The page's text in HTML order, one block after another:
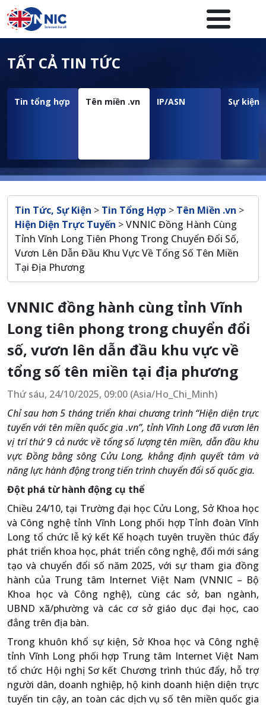
Nhảy đến nội dung
Menuheader của website
TẤT CẢ TIN TỨC
Tin tổng hợp Tên miền .vn IP/ASN Sự kiện
Breadcrumb
Tin Tức, Sự Kiện > Tin Tổng Hợp > Tên Miền .vn >
Hiện Diện Trực Tuyến >VNNIC Đồng Hành Cùng
Tỉnh Vĩnh Long Tiên Phong Trong Chuyển Đổi Số,
Vươn Lên Dẫn Đầu Khu Vực Về Tổng Số Tên Miền
Tại Địa Phương
VNNIC đồng hành cùng tỉnh Vĩnh
Long tiên phong trong chuyển đổi
số, vươn lên dẫn đầu khu vực về
tổng số tên miền tại địa phương
Thứ sáu, 24/10/2025, 09:00 (Asia/Ho_Chi_Minh)
Chỉ sau hơn 5 tháng triển khai chương trình “Hiện diện trực
tuyến với tên miền quốc gia .vn”, tỉnh Vĩnh Long đã vươn lên
vị trí thứ 9 cả nước về tổng số lượng tên miền, dẫn đầu khu
vực Đồng bằng sông Cửu Long, khẳng định quyết tâm và
năng lực hành động trong tiến trình chuyển đổi số quốc gia.
Đột phá từ hành động cụ thể
Chiều 24/10, tại Trường đại học Cửu Long, Sở Khoa học
và Công nghệ tỉnh Vĩnh Long phối hợp Tỉnh đoàn Vĩnh
Long tổ chức lễ ký kết Kế hoạch tuyên truyền thúc đẩy
phát triển khoa học, phát triển công nghệ, đổi mới sáng
tạo và chuyển đổi số năm 2025, với sự tham gia đồng
hành của Trung tâm Internet Việt Nam (VNNIC – Bộ
Khoa học và Công nghệ), cùng các sở, ban ngành,
UBND xã/phường và các cơ sở giáo dục đại học, cao
đẳng trên địa bàn.
Trong khuôn khổ sự kiện, Sở Khoa học và Công nghệ
tỉnh Vĩnh Long phối hợp Trung tâm Internet Việt Nam
tổ chức Hội nghị Sơ kết Chương trình thúc đẩy, hỗ trợ
người dân, doanh nghiệp, hộ kinh doanh hiện diện trực
tuyến tin cậy, an toàn các dịch vụ số tên miền quốc gia